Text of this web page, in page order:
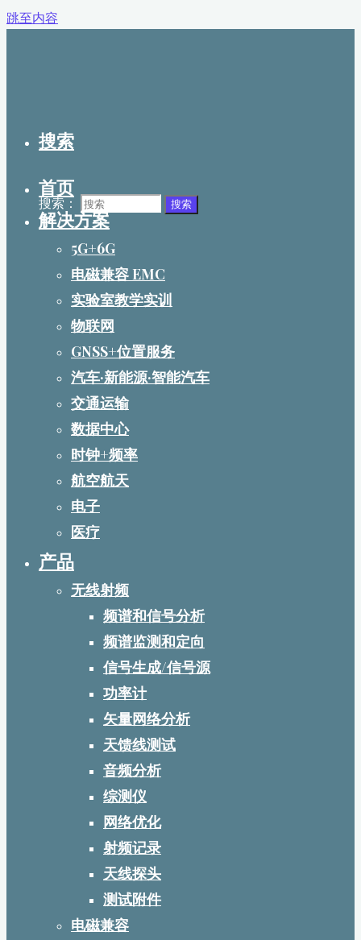
跳至内容
搜索
搜索： 搜索
首页
解决方案
5G+6G
电磁兼容 EMC
实验室教学实训
物联网
GNSS+位置服务
汽车·新能源·智能汽车
交通运输
数据中心
时钟+频率
航空航天
电子
医疗
产品
无线射频
频谱和信号分析
频谱监测和定向
信号生成/信号源
功率计
矢量网络分析
天馈线测试
音频分析
综测仪
网络优化
射频记录
天线探头
测试附件
电磁兼容